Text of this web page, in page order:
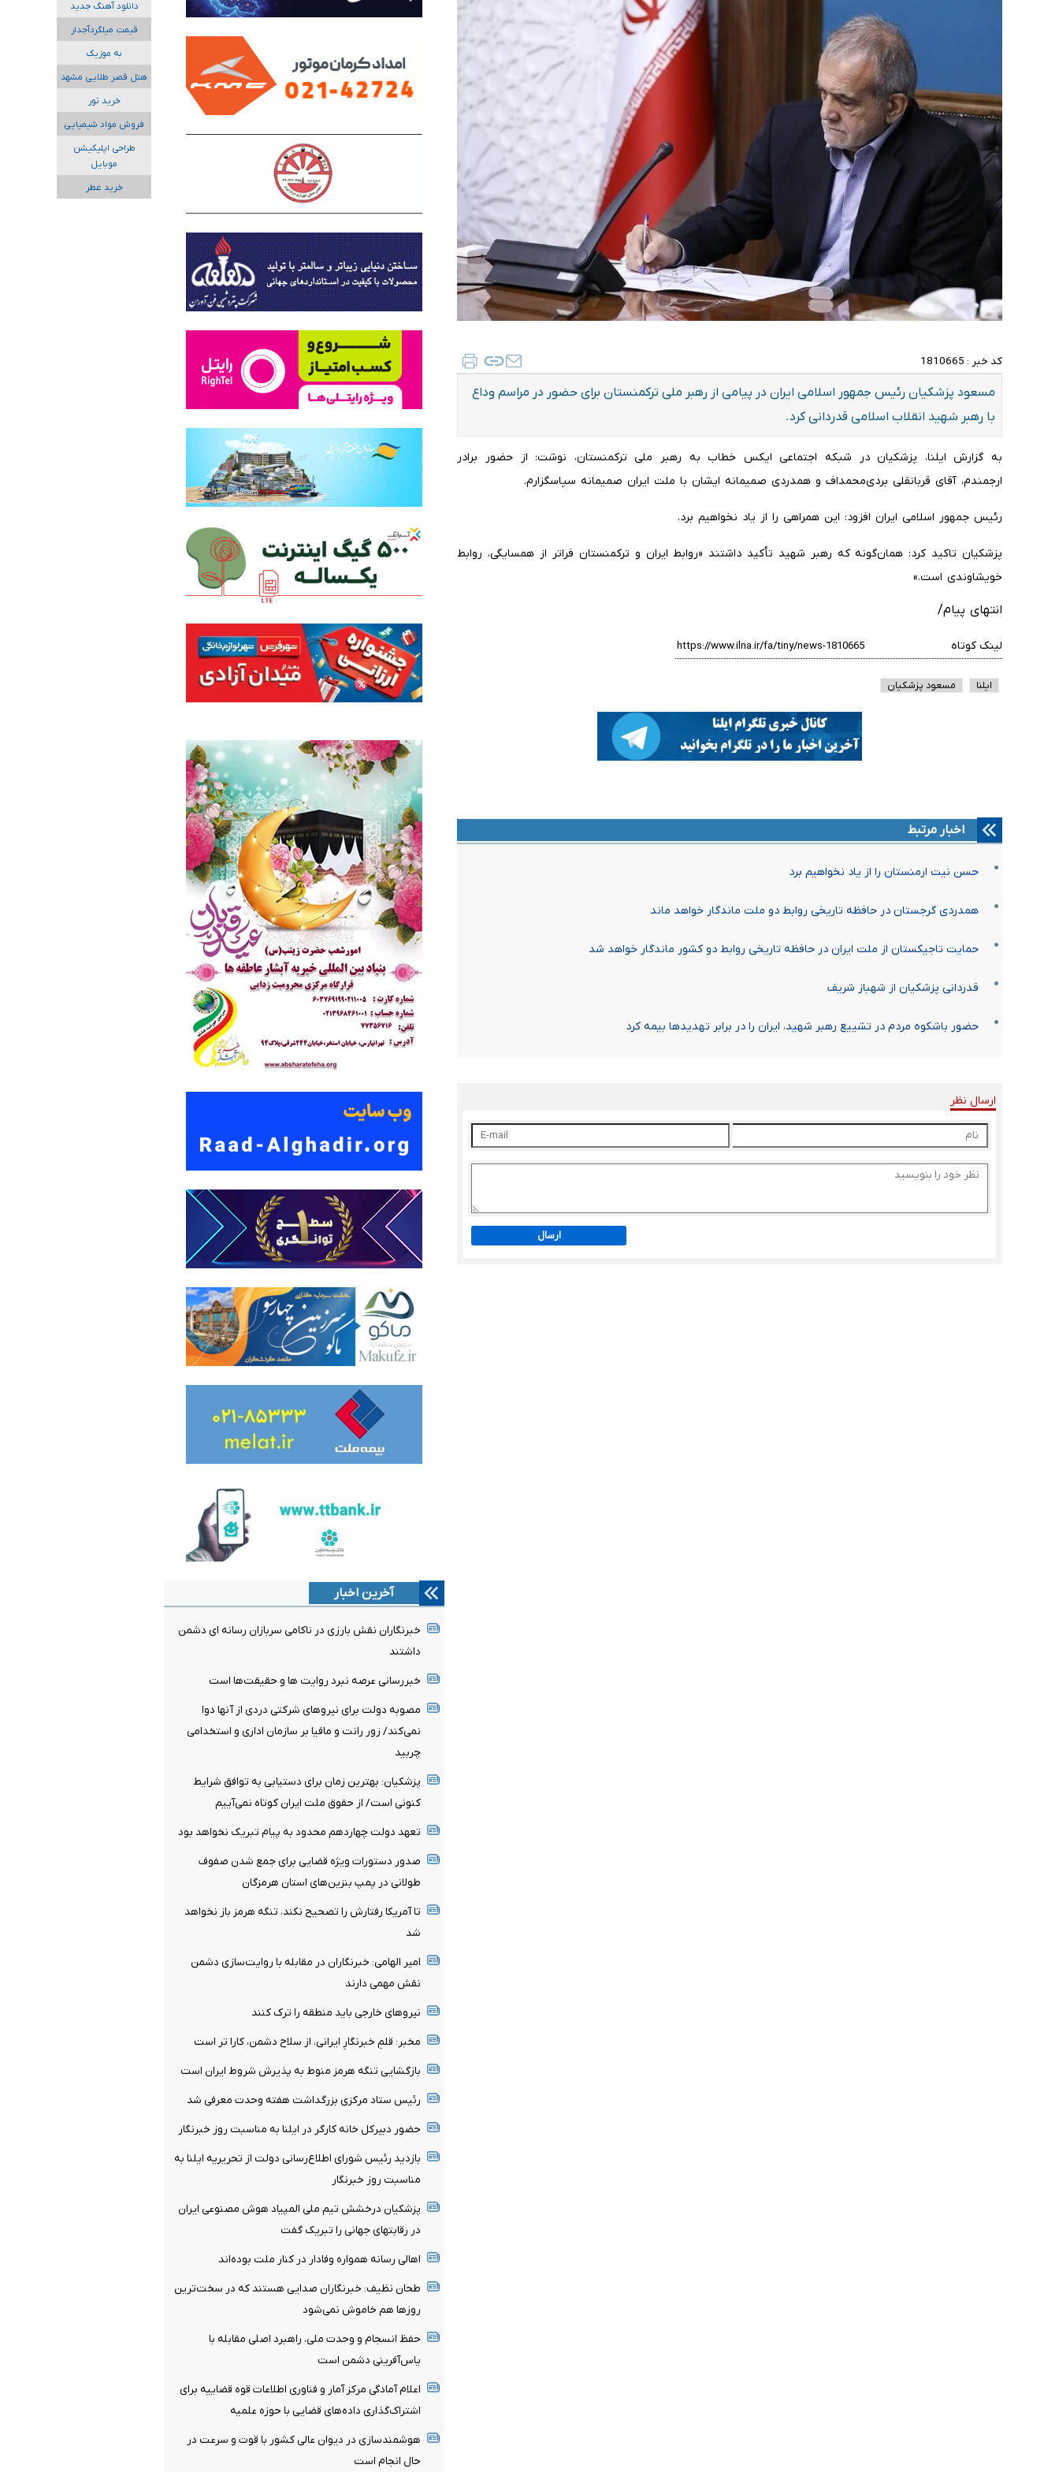
کد خبر : 1810665
مسعود پزشکیان رئیس جمهور اسلامی ایران در پیامی از رهبر ملی ترکمنستان برای حضور در مراسم وداع
با رهبر شهید انقلاب اسلامی قدردانی کرد.
به گزارش ایلنا، پزشکیان در شبکه اجتماعی ایکس خطاب به رهبر ملی ترکمنستان، نوشت: از حضور برادر
ارجمندم، آقای قربانقلی بردی‌محمداف و همدردی صمیمانه ایشان با ملت ایران صمیمانه سپاسگزارم.
رئیس جمهور اسلامی ایران افزود: این همراهی را از یاد نخواهیم برد.
پزشکیان تاکید کرد: همان‌گونه که رهبر شهید تأکید داشتند «روابط ایران و ترکمنستان فراتر از همسایگی، روابط
خویشاوندی است.»
انتهای پیام/
لینک کوتاه
ایلنا مسعود پزشکیان
اخبار مرتبط
حسن نیت ارمنستان را از یاد نخواهیم برد
همدردی گرجستان در حافظه تاریخی روابط دو ملت ماندگار خواهد ماند
حمایت تاجیکستان از ملت ایران در حافظه تاریخی روابط دو کشور ماندگار خواهد شد
قدردانی پزشکیان از شهباز شریف
حضور باشکوه مردم در تشییع رهبر شهید، ایران را در برابر تهدیدها بیمه کرد
ارسال نظر
ارسال
آخرین اخبار
خبرنگاران نقش بارزی در ناکامی سربازان رسانه ای دشمن
داشتند
خبررسانی عرصه نبرد روایت ها و حقیقت‌ها است
مصوبه دولت برای نیروهای شرکتی دردی از آنها دوا
نمی‌کند/ زور رانت و مافیا بر سازمان اداری و استخدامی
چربید
پزشکیان‌: بهترین زمان برای دستیابی به توافق شرایط
کنونی است/ از حقوق ملت ایران کوتاه نمی‌آییم
تعهد دولت چهاردهم محدود به پیام تبریک نخواهد بود
صدور دستورات ویژه قضایی برای جمع شدن صفوف
طولانی در پمپ بنزین‌های استان هرمزگان
تا آمریکا رفتارش را تصحیح نکند، تنگه هرمز باز نخواهد
شد
امیر الهامی: خبرنگاران در مقابله با روایت‌سازی دشمن
نقش مهمی دارند
نیرو‌های خارجی باید منطقه را ترک کنند
مخبر: قلمِ خبرنگارِ ایرانی، از سلاح دشمن، کارا تر است
بازگشایی تنگه هرمز منوط به پذیرش شروط ایران است
رئیس ستاد مرکزی بزرگداشت هفته وحدت معرفی شد
حضور دبیرکل خانه کارگر در ایلنا به مناسبت روز خبرنگار
بازدید رئیس شورای اطلاع‌رسانی دولت از تحریریه ایلنا به
مناسبت روز خبرنگار
پزشکیان درخشش تیم ملی المپیاد هوش مصنوعی ایران
در رقابتهای جهانی را تبریک گفت
اهالی رسانه همواره وفادار در کنار ملت بوده‌اند
طحان نظیف: خبرنگاران صدایی هستند که در سخت‌ترین
روزها هم خاموش نمی‌شود
حفظ انسجام و وحدت ملی، راهبرد اصلی مقابله با
یاس‌آفرینی دشمن است
اعلام آمادگی مرکز آمار و فناوری اطلاعات قوه قضاییه برای
اشتراک‌گذاری داده‌های قضایی با حوزه علمیه
هوشمندسازی در دیوان عالی کشور با قوت و سرعت در
حال انجام است
دانلود آهنگ جدید
قیمت میلگردآجدار
به موزیک
هتل قصر طلایی مشهد
خرید تور
فروش مواد شیمیایی
طراحی اپلیکیشن
موبایل
خرید عطر